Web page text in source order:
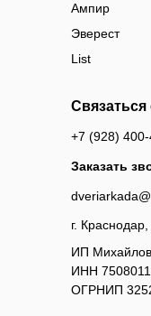
ИП Михайлов
ИНН
ОГРНИП
Связаться
+7 (928)
Заказать
г.
Ампир
Эверест
List